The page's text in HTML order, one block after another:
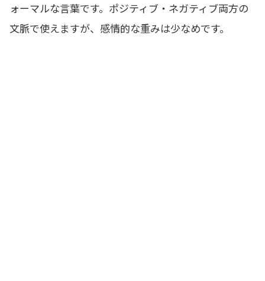
ォーマルな言葉です。ポジティブ・ネガティブ両方の
文脈で使えますが、感情的な重みは少なめです。